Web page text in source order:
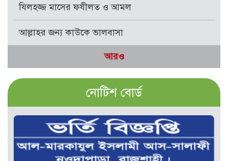
যিলহজ্জ মাসের ফযীলত ও আমল
আল্লাহর জন্য কাউকে ভালবাসা
আরও
নোটিশ বোর্ড